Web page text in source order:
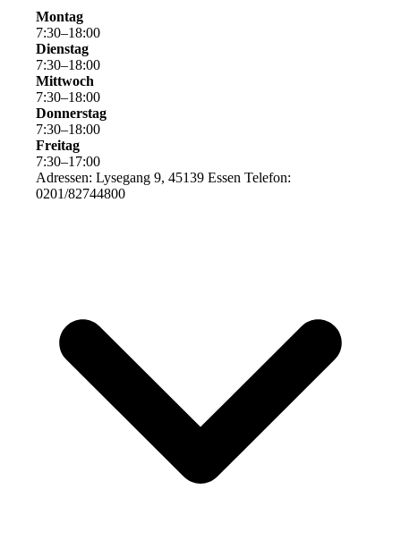
Montag
7:30–18:00
Dienstag
7:30–18:00
Mittwoch
7:30–18:00
Donnerstag
7:30–18:00
Freitag
7:30–17:00
Adressen: Lysegang 9, 45139 Essen Telefon:
0201/82744800